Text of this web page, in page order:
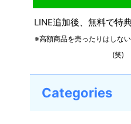
LINE追加後、無料で特
※高額商品を売ったりはしな
(笑)
Categories